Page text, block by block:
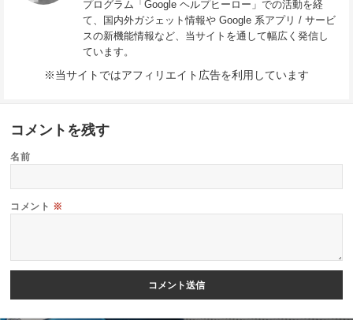
プログラム「Google ヘルプヒーロー」での活動を経
て、国内外ガジェット情報や Google 系アプリ / サービ
スの新機能情報など、当サイトを通して幅広く発信し
ています。
※当サイトではアフィリエイト広告を利用しています
コメントを残す
名前
コメント ※